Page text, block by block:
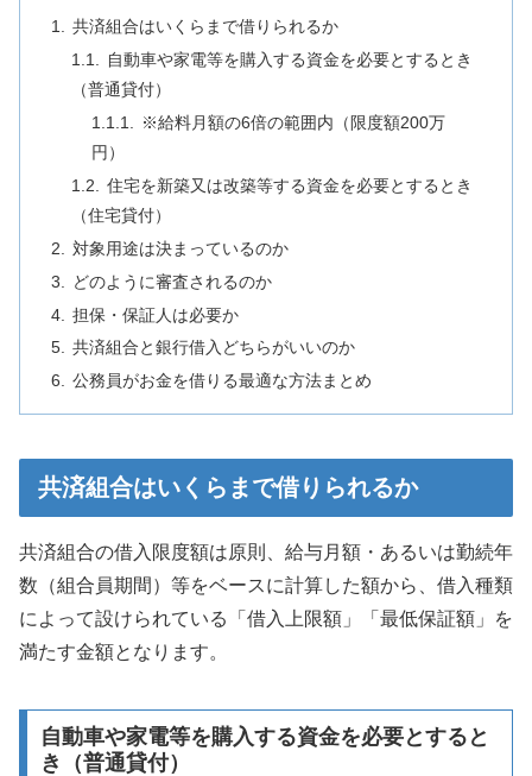
共済組合はいくらまで借りられるか
自動車や家電等を購入する資金を必要とするとき
（普通貸付）
※給料月額の6倍の範囲内（限度額200万
円）
住宅を新築又は改築等する資金を必要とするとき
（住宅貸付）
対象用途は決まっているのか
どのように審査されるのか
担保・保証人は必要か
共済組合と銀行借入どちらがいいのか
公務員がお金を借りる最適な方法まとめ
共済組合はいくらまで借りられるか
共済組合の借入限度額は原則、給与月額・あるいは勤続年
数（組合員期間）等をベースに計算した額から、借入種類
によって設けられている「借入上限額」「最低保証額」を
満たす金額となります。
自動車や家電等を購入する資金を必要とすると
き（普通貸付）